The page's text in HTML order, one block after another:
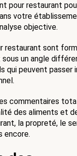
pour restaurant
votre
objective.
restaurant sont
un angle
qui peuvent passer
commentaires
des aliments et
la propreté, le
encore.